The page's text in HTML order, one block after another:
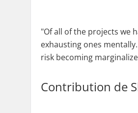
"Of all of the projects we
exhausting ones
risk becoming
Contribution de